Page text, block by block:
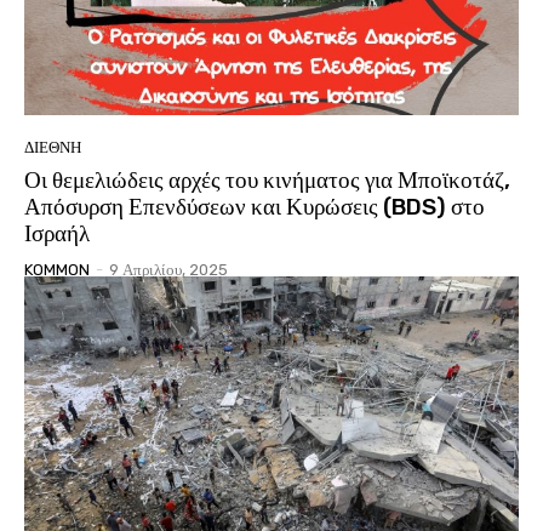
ΔΙΕΘΝΗ
Οι θεμελιώδεις αρχές του κινήματος για Μποϊκοτάζ,
Απόσυρση Επενδύσεων και Κυρώσεις (BDS) στο
Ισραήλ
KOMMON - 9 Απριλίου, 2025